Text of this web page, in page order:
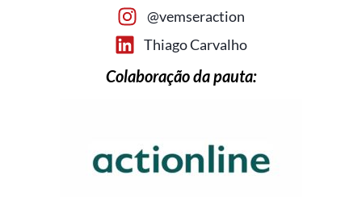
@vemseraction
Thiago Carvalho
Colaboração da pauta: